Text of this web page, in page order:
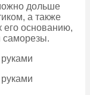
дольше
а также
его основанию,
саморезы.